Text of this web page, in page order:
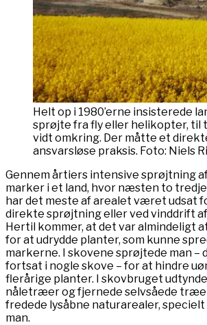
Helt op i 1980’erne insisterede
sprøjte fra fly eller helikopter,
vidt omkring. Der måtte et
ansvarsløse praksis. Foto: Niels
Gennem årtiers intensive sprøjtning
marker i et land, hvor næsten to
har det meste af arealet været udsat
direkte sprøjtning eller ved vinddrift
Hertil kommer, at det var almindeligt
for at udrydde planter, som kunne
markerne. I skovene sprøjtede man –
fortsat i nogle skove – for at hindre
flerårige planter. I skovbruget
nåletræer og fjernede selvsåede
fredede lysåbne naturarealer,
man.